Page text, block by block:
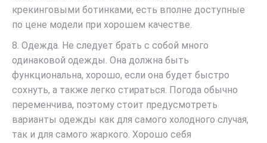
крекинговыми ботинками, есть вполне доступные
по цене модели при хорошем качестве.
8. Одежда. Не следует брать с собой много
одинаковой одежды. Она должна быть
функциональна, хорошо, если она будет быстро
сохнуть, а также легко стираться. Погода обычно
переменчива, поэтому стоит предусмотреть
варианты одежды как для самого холодного случая,
так и для самого жаркого. Хорошо себя